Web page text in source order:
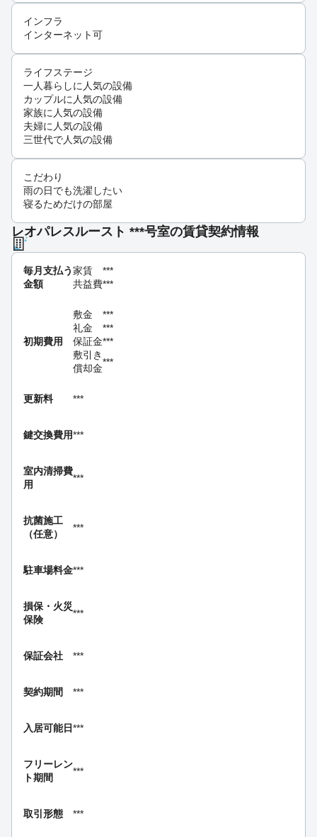
インフラ
インターネット可
ライフステージ
一人暮らしに人気の設備
カップルに人気の設備
家族に人気の設備
夫婦に人気の設備
三世代で人気の設備
こだわり
雨の日でも洗濯したい
寝るためだけの部屋
レオパレスルースト ***号室の賃貸契約情報
毎月支払う
金額
家賃
***
共益費***
初期費用
敷金
***
礼金
***
保証金***
敷引き
償却金
***
更新料 ***
鍵交換費用***
室内清掃費
用
***
抗菌施工
（任意）
***
駐車場料金***
損保・ 火災
保険
***
保証会社 ***
契約期間 ***
入居可能日***
フリーレン
ト期間
***
取引形態 ***